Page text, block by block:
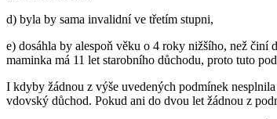
d) byla by sama invalidní ve třetím stupni,
e) dosáhla by alespoň věku o 4 roky nižšího, než činí
maminka má 11 let starobního důchodu, proto tuto
I kdyby žádnou z výše uvedených podmínek
vdovský důchod. Pokud ani do dvou let žádnou z